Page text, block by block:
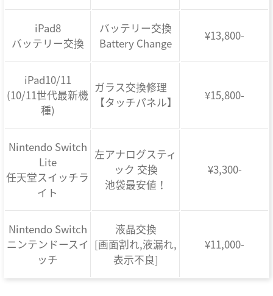
iPad8
バッテリー交換
バッテリー交換
Battery Change
¥13,800-
iPad10/11
(10/11世代最新機
種)
ガラス交換修理
【タッチパネル】
¥15,800-
Nintendo Switch
Lite
任天堂スイッチラ
イト
左アナログスティ
ック 交換
池袋最安値！
¥3,300-
Nintendo Switch
ニンテンドースイ
ッチ
液晶交換
[画面割れ,液漏れ,
表示不良]
¥11,000-